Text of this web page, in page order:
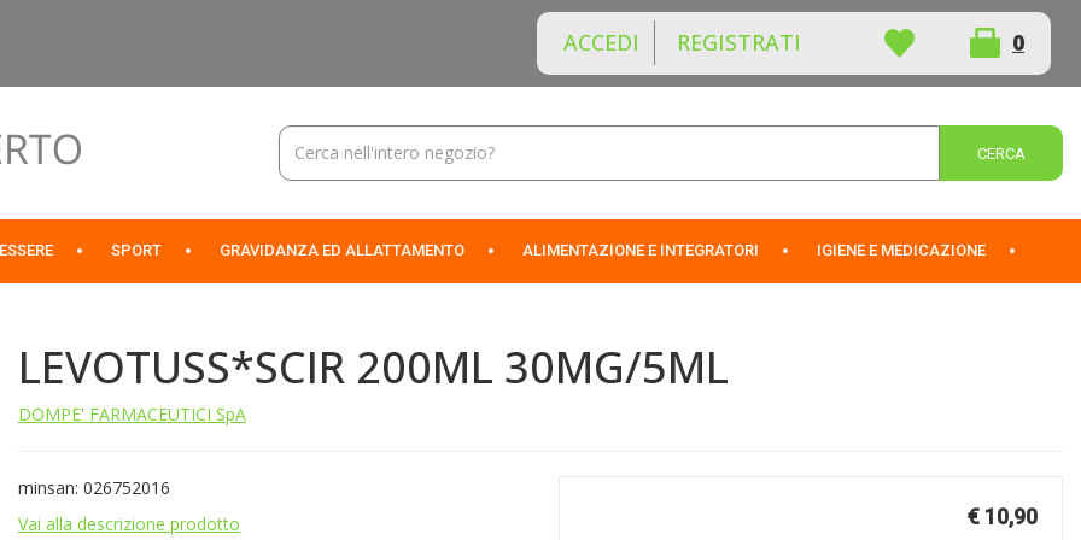
ACCEDI REGISTRATI 0
ARTICOLI
INSERITI
Cerca
Prodotto
SPORT GRAVIDANZA ED ALLATTAMENTO ALIMENTAZIONE E INTEGRATORI IGIENE E MEDICAZIONE
LEVOTUSS*SCIR 200ML 30MG/5ML
DOMPE' FARMACEUTICI SpA
minsan: 026752016
Vai alla descrizione prodotto
€ 10,90